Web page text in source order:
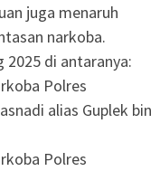
juga menaruh
narkoba.
2025 di antaranya:
Polres
alias Guplek bin
Polres